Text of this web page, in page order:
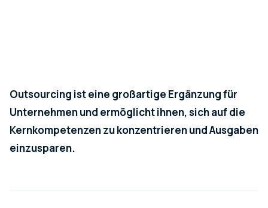
Outsourcing ist eine großartige Ergänzung für
Unternehmen und ermöglicht ihnen, sich auf die
Kernkompetenzen zu konzentrieren und Ausgaben
einzusparen.